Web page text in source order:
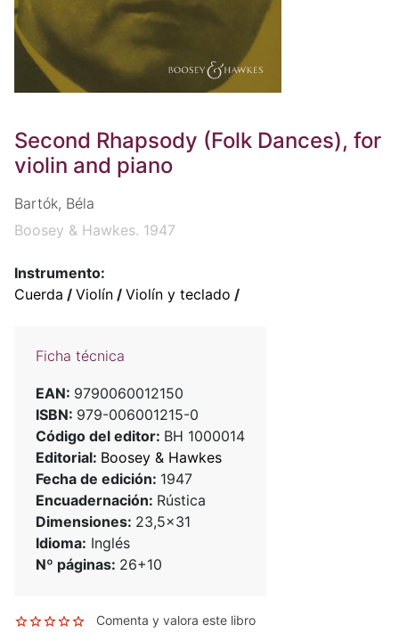
Second Rhapsody (Folk Dances), for
violin and piano
Bartók, Béla
Boosey & Hawkes. 1947
Instrumento:
Cuerda / Violín / Violín y teclado /
Ficha técnica
EAN: 9790060012150
ISBN: 979-006001215-0
Código del editor: BH 1000014
Editorial: Boosey & Hawkes
Fecha de edición: 1947
Encuadernación: Rústica
Dimensiones: 23,5x31
Idioma: Inglés
Nº páginas: 26+10
Comenta y valora este libro